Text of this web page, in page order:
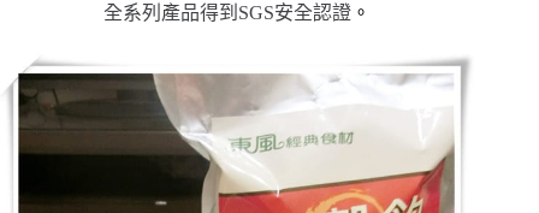
全系列產品得到SGS安全認證 。